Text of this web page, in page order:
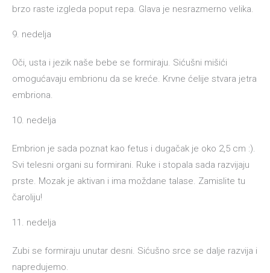
brzo raste izgleda poput repa. Glava je nesrazmerno velika.
9. nedelja
Oči, usta i jezik naše bebe se formiraju. Sićušni mišići
omogućavaju embrionu da se kreće. Krvne ćelije stvara jetra
embriona.
10. nedelja
Embrion je sada poznat kao fetus i dugačak je oko 2,5 cm :).
Svi telesni organi su formirani. Ruke i stopala sada razvijaju
prste. Mozak je aktivan i ima moždane talase. Zamislite tu
čaroliju!
11. nedelja
Zubi se formiraju unutar desni. Sićušno srce se dalje razvija i
napredujemo.